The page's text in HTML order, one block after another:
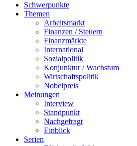
Schwerpunkte
Themen
Arbeitsmarkt
Finanzen / Steuern
Finanzmärkte
International
Sozialpolitik
Konjunktur / Wachstum
Wirtschaftspolitik
Nobelpreis
Meinungen
Interview
Standpunkt
Nachgefragt
Einblick
Serien